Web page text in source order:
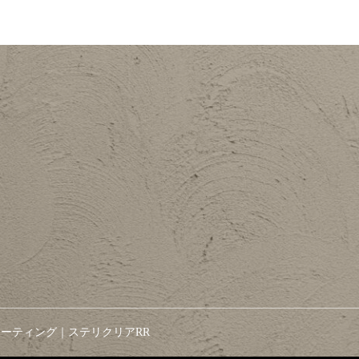
ティング｜ステリクリアRR